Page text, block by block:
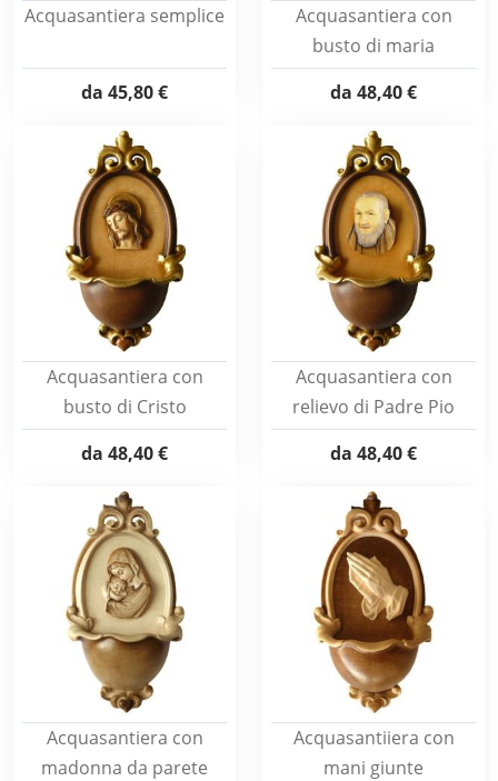
Acquasantiera semplice
da 45,80 €
Acquasantiera con
busto di maria
da 48,40 €
Acquasantiera con
busto di Cristo
da 48,40 €
Acquasantiera con
relievo di Padre Pio
da 48,40 €
Acquasantiera con
madonna da parete
Acquasantiiera con
mani giunte